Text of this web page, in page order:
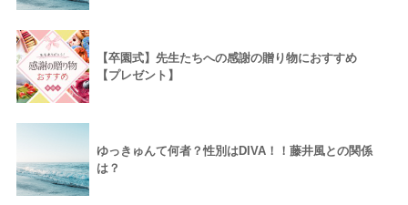
【卒園式】先生たちへの感謝の贈り物におすすめ
【プレゼント】
ゆっきゅんて何者？性別はDIVA！！藤井風との関係
は？